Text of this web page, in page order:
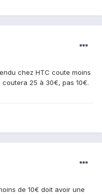
chez HTC coute moins
25 à 30€, pas 10€.
de 10€ doit avoir une